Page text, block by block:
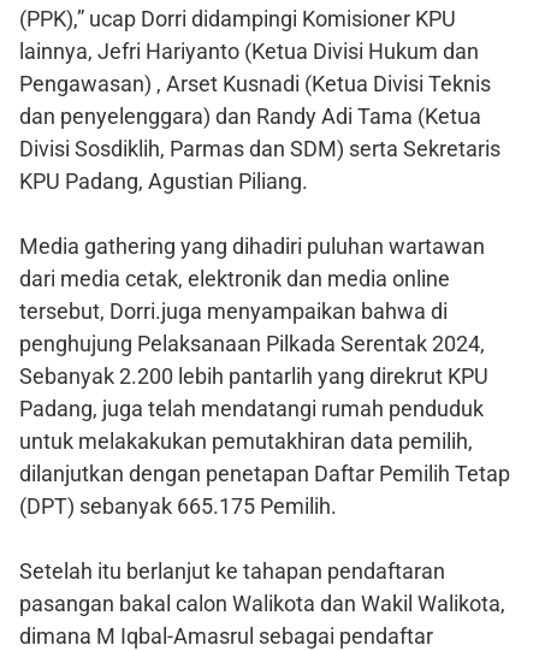
(PPK),” ucap Dorri didampingi Komisioner KPU
lainnya, Jefri Hariyanto (Ketua Divisi Hukum dan
Pengawasan) , Arset Kusnadi (Ketua Divisi Teknis
dan penyelenggara) dan Randy Adi Tama (Ketua
Divisi Sosdiklih, Parmas dan SDM) serta Sekretaris
KPU Padang, Agustian Piliang.
Media gathering yang dihadiri puluhan wartawan
dari media cetak, elektronik dan media online
tersebut, Dorri.juga menyampaikan bahwa di
penghujung Pelaksanaan Pilkada Serentak 2024,
Sebanyak 2.200 lebih pantarlih yang direkrut KPU
Padang, juga telah mendatangi rumah penduduk
untuk melakakukan pemutakhiran data pemilih,
dilanjutkan dengan penetapan Daftar Pemilih Tetap
(DPT) sebanyak 665.175 Pemilih.
Setelah itu berlanjut ke tahapan pendaftaran
pasangan bakal calon Walikota dan Wakil Walikota,
dimana M Iqbal-Amasrul sebagai pendaftar